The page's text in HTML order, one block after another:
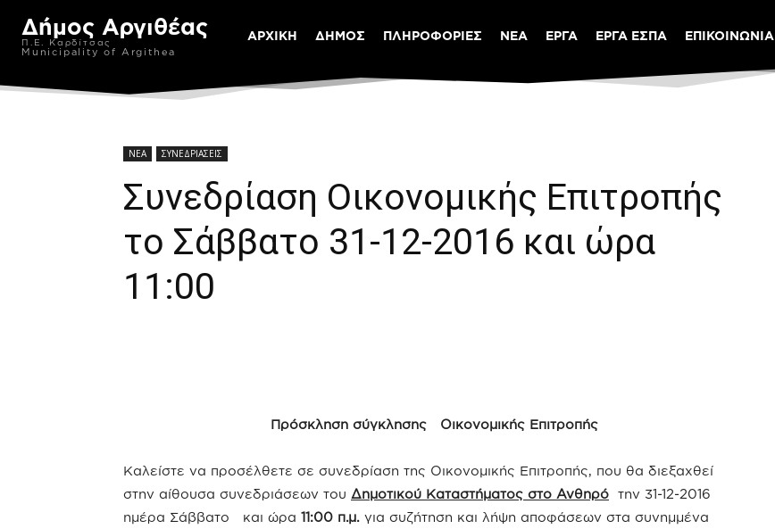
Δήμος Αργιθέας
Π.Ε. Καρδίτσας
Municipality of Argithea
ΑΡΧΙΚΗ ΔΗΜΟΣ ΠΛΗΡΟΦΟΡΙΕΣ ΝΕΑ ΕΡΓΑ ΕΡΓΑ ΕΣΠΑ ΕΠΙΚΟΙΝΩΝΙΑ
ΝΕΑ ΣΥΝΕΔΡΙΑΣΕΙΣ
Συνεδρίαση Οικονομικής Επιτροπής
το Σάββατο 31-12-2016 και ώρα
11:00
Πρόσκληση σύγκλησης Οικονομικής Επιτροπής
Καλείστε να προσέλθετε σε συνεδρίαση της Οικονομικής Επιτροπής, που θα διεξαχθεί
στην αίθουσα συνεδριάσεων του Δημοτικού Καταστήματος στo Ανθηρό την 31-12-2016
ημέρα Σάββατο και ώρα 11:00 π.μ. για συζήτηση και λήψη αποφάσεων στα συνημμένα